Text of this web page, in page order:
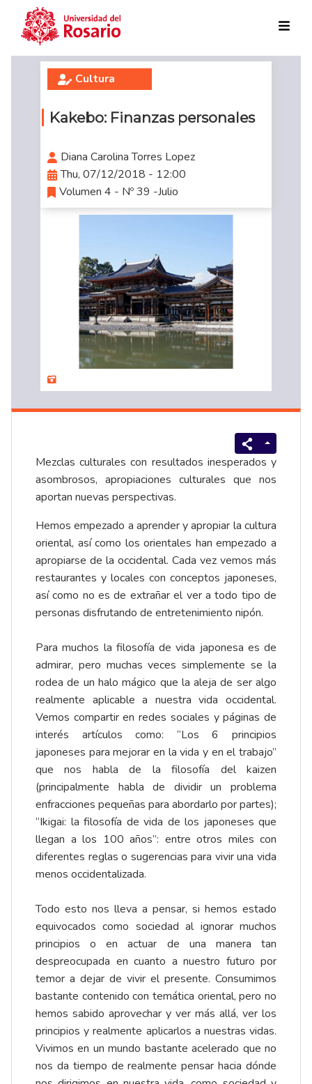
Skip to main content
Cultura
Kakebo: Finanzas personales
Diana Carolina Torres Lopez
Thu, 07/12/2018 - 12:00
Volumen 4 - Nº 39 -Julio
Mezclas culturales con resultados inesperados y
asombrosos, apropiaciones culturales que nos
aportan nuevas perspectivas.
Hemos empezado a aprender y apropiar la cultura
oriental, así como los orientales han empezado a
apropiarse de la occidental. Cada vez vemos más
restaurantes y locales con conceptos japoneses,
así como no es de extrañar el ver a todo tipo de
personas disfrutando de entretenimiento nipón.
Para muchos la filosofía de vida japonesa es de
admirar, pero muchas veces simplemente se la
rodea de un halo mágico que la aleja de ser algo
realmente aplicable a nuestra vida occidental.
Vemos compartir en redes sociales y páginas de
interés artículos como: “Los 6 principios
japoneses para mejorar en la vida y en el trabajo”
que nos habla de la filosofía del kaizen
(principalmente habla de dividir un problema
enfracciones pequeñas para abordarlo por partes);
“Ikigai: la filosofía de vida de los japoneses que
llegan a los 100 años”: entre otros miles con
diferentes reglas o sugerencias para vivir una vida
menos occidentalizada.
Todo esto nos lleva a pensar, si hemos estado
equivocados como sociedad al ignorar muchos
principios o en actuar de una manera tan
despreocupada en cuanto a nuestro futuro por
temor a dejar de vivir el presente. Consumimos
bastante contenido con temática oriental, pero no
hemos sabido aprovechar y ver más allá, ver los
principios y realmente aplicarlos a nuestras vidas.
Vivimos en un mundo bastante acelerado que no
nos da tiempo de realmente pensar hacia dónde